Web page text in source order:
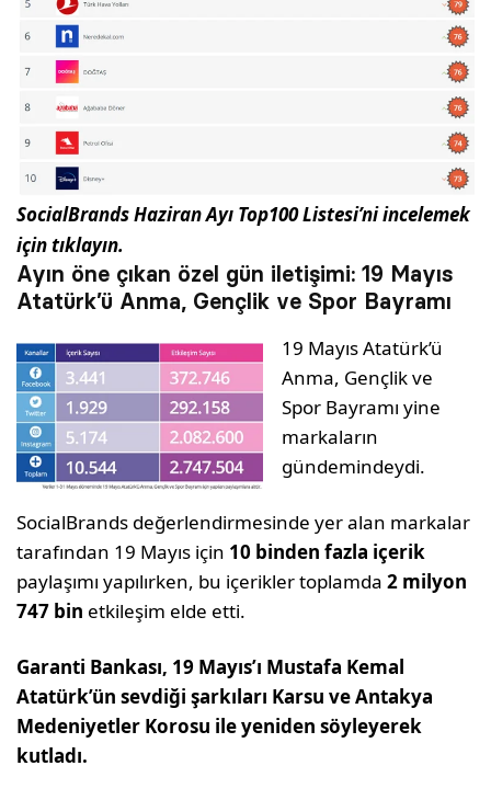
SocialBrands Haziran Ayı Top100 Listesi’ni incelemek
içintıklayın.
Ayın öne çıkan özel gün iletişimi: 19 Mayıs
Atatürk’ü Anma, Gençlik ve Spor Bayramı
19 Mayıs Atatürk’ü
Anma, Gençlik ve
Spor Bayramı yine
markaların
gündemindeydi.
SocialBrands değerlendirmesinde yer alan markalar
tarafından 19 Mayıs için 10 binden fazla içerik
paylaşımı yapılırken, bu içerikler toplamda2 milyon
747 bin etkileşim elde etti.
Garanti Bankası, 19 Mayıs’ı Mustafa Kemal
Atatürk’ün sevdiği şarkıları Karsu ve Antakya
Medeniyetler Korosu ile yeniden söyleyerek
kutladı.